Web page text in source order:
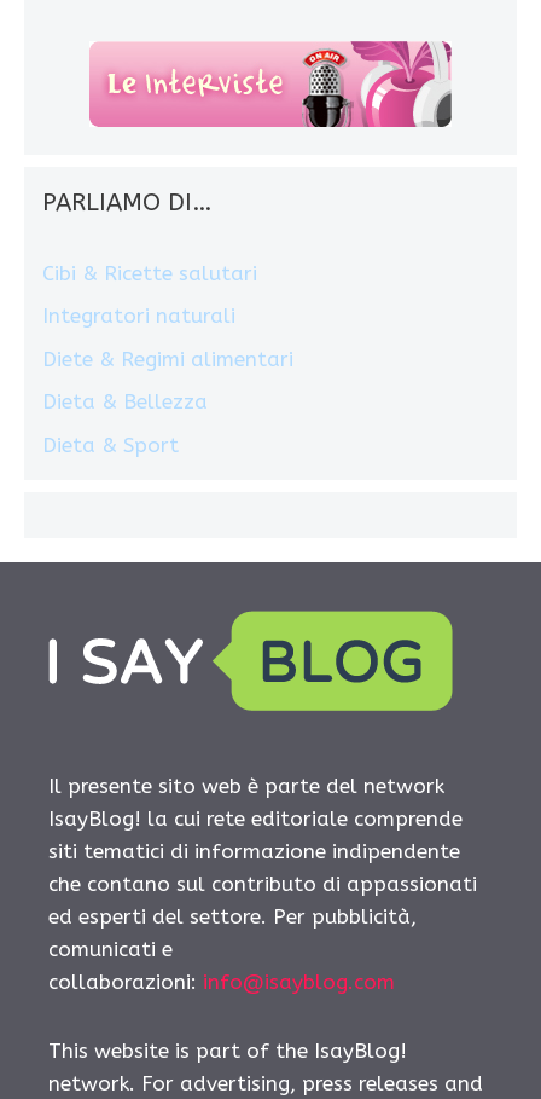
PARLIAMO DI…
Cibi & Ricette salutari
Integratori naturali
Diete & Regimi alimentari
Dieta & Bellezza
Dieta & Sport
Il presente sito web è parte del network
IsayBlog! la cui rete editoriale comprende
siti tematici di informazione indipendente
che contano sul contributo di appassionati
ed esperti del settore. Per pubblicità,
comunicati e
collaborazioni: info@isayblog.com
This website is part of the IsayBlog!
network. For advertising, press releases and